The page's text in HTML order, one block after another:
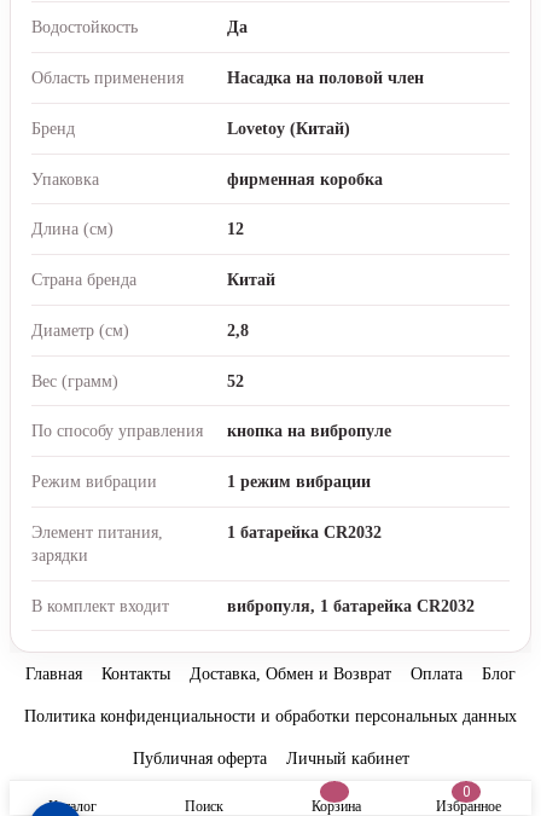
Водостойкость Да
Область применения Насадка на половой член
Бренд Lovetoy (Китай)
Упаковка фирменная коробка
Длина (см) 12
Страна бренда Китай
Диаметр (см) 2,8
Вес (грамм) 52
По способу управления кнопка на вибропуле
Режим вибрации 1 режим вибрации
Элемент питания,
зарядки
1 батарейка CR2032
В комплект входит вибропуля, 1 батарейка CR2032
Главная Контакты Доставка, Обмен и Возврат Оплата Блог
Политика конфиденциальности и обработки персональных данных
Публичная оферта Личный кабинет
Каталог Поиск Корзина
0
Избранное